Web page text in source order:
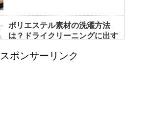
ポリエステル素材の洗濯方法
は？ドライクリーニングに出す
スポンサーリンク